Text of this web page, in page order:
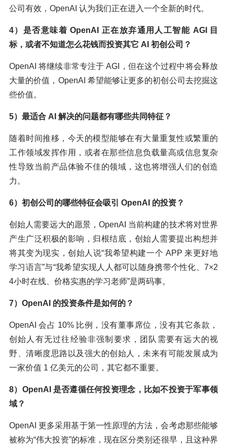
公司有效，OpenAI 认为我们正在进入一个全新的时代。
4）是否意味着 OpenAI 正在放弃通用人工智能 AGI 目
标，或者不知道怎么花钱而投资其它 AI 初创公司？
OpenAI 将继续非常专注于 AGI，但在这个过程中将会释放
大量的价值，OpenAI 希望能够让更多的初创公司去挖掘这
些价值。
5）最适合 AI 解决的问题都有哪些共同特征？
随着时间推移，今天的模型能够在有大量重复性或繁重的
工作领域发挥作用，或者在那些信息负载量高或信息复杂
性导致当前产品体验不佳的领域，这也将增强人们的创造
力。
6）初创公司的哪些特征会吸引 OpenAI 的投资？
创始人需要远大的愿景，OpenAI 当前构建的技术将对世界
产生广泛积极的影响，归根结底，创始人需要提出构想并
将其变为现实，创始人说“我希望构建一个 APP 来更好地
学习语言”与“我希望实现人人都可以随身携带个性化、7×2
4小时在线、价格实惠的学习老师”是两码事。
7）OpenAI 的投资条件是如何的？
OpenAI 会占 10% 比例，没有董事席位，没有其它条款，
创始人有无过往经验非强制要求，团队需要有远大的视
野、清晰度思路以及强大的创始人，未来有可能发展成为
一家价值 1 亿美元的公司，其它都不重要。
8）OpenAI 是否遵循任何投资理念，比如不投资于军事领
域？
OpenAI 更多采用基于第一性原理的方法，会考虑那些能够
被称为“伟大投资”的标准，现在区分类别还很早，且这种界